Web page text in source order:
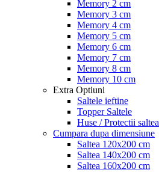
Memory 2 cm
Memory 3 cm
Memory 4 cm
Memory 5 cm
Memory 6 cm
Memory 7 cm
Memory 8 cm
Memory 10 cm
Extra Optiuni
Saltele ieftine
Topper Saltele
Huse / Protectii saltea
Cumpara dupa dimensiune
Saltea 120x200 cm
Saltea 140x200 cm
Saltea 160x200 cm